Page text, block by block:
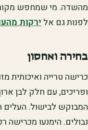
מהשדה. מי שמחפש מקור
לפנות גם אלירקות
בחירה ואחסון
כרישה טרייה ואיכותית
ופריכים, עם חלק לבן
המבוקש לבישול. העלים
נבולים. הימנעו מכרישה